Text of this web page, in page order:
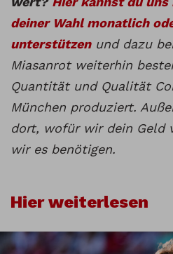
deiner Wahl monatlich
unterstützenund dazu
Miasanrot weiterhin
Quantität und Qualität
München produziert.
dort, wofür wir dein Geld
wir es benötigen.
Hier weiterlesen